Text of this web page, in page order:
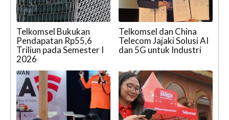
Telkomsel Bukukan
Pendapatan Rp55,6
Triliun pada Semester I
2026
Telkomsel dan China
Telecom Jajaki Solusi AI
dan 5G untuk Industri